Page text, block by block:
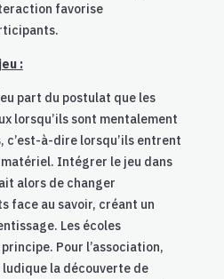
favorise
:
part du postulat que les
lorsqu’ils sont mentalement
c’est-à-dire lorsqu’ils entrent
Intégrer le jeu dans
alors de changer
face au savoir, créant un
Les écoles
Pour l’association,
la découverte de